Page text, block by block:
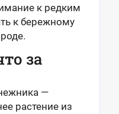
к редким
к бережному
за
—
растение из